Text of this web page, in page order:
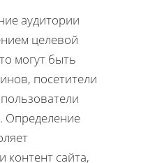
аудитории
целевой
могут быть
посетители
Определение
контент сайта,